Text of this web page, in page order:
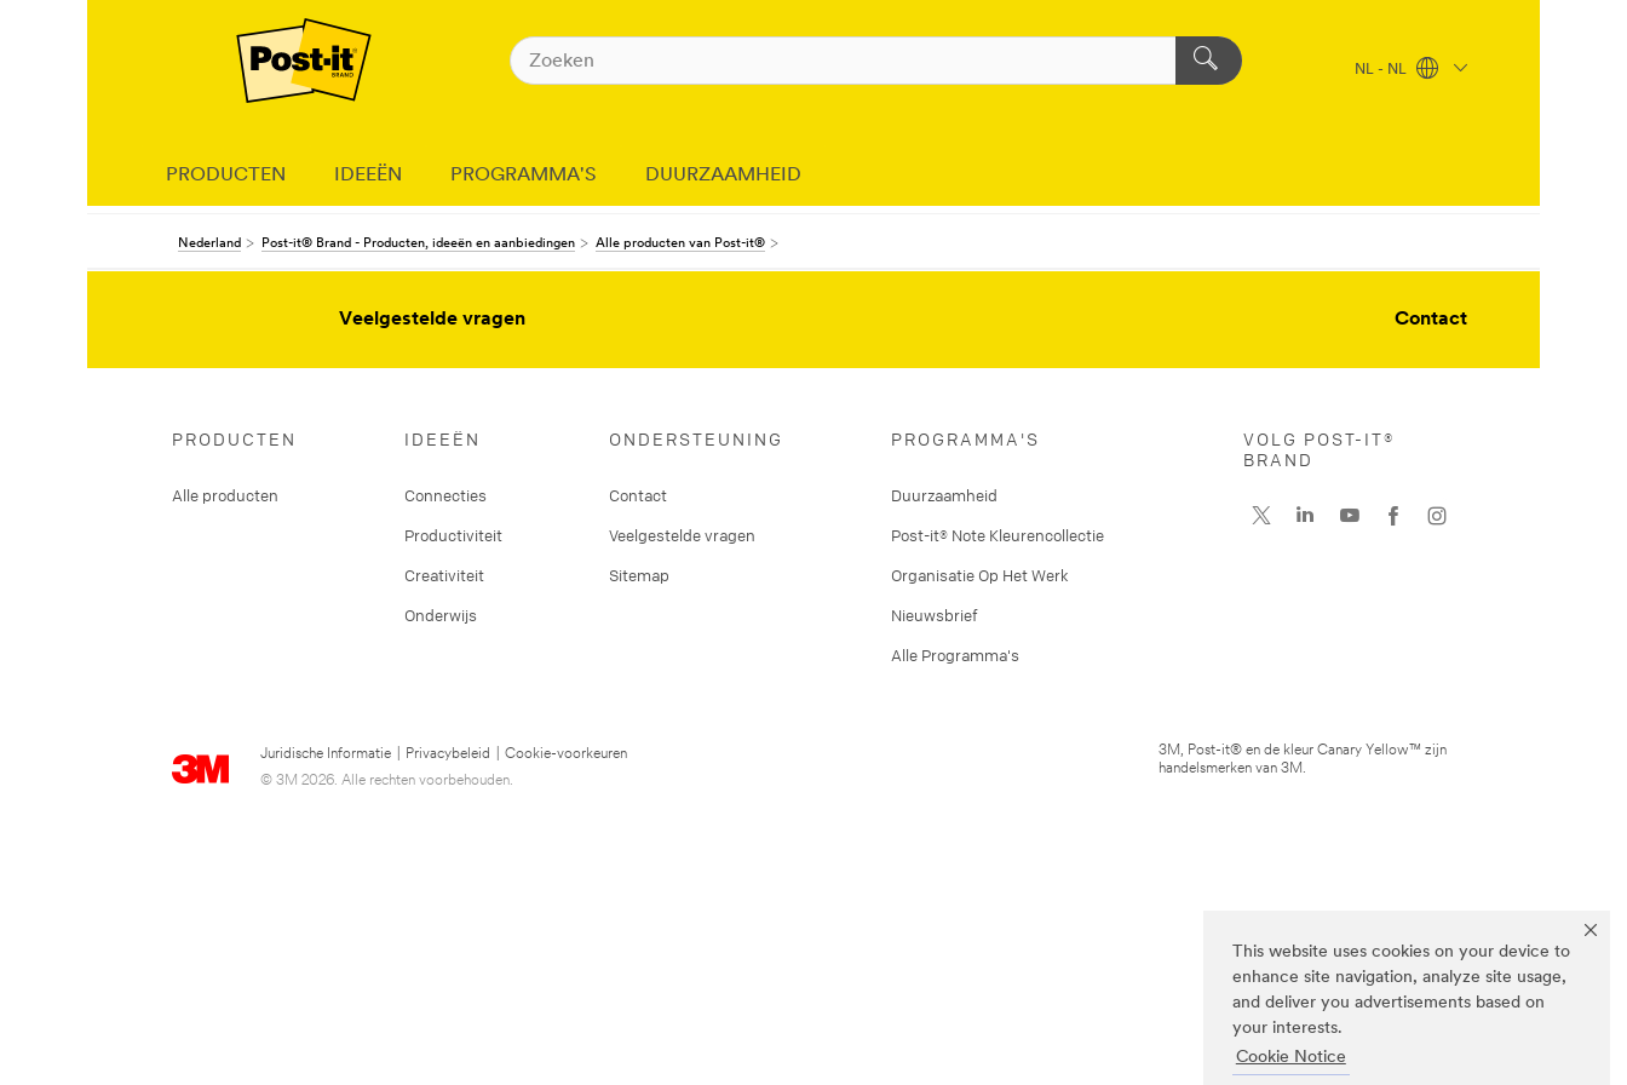
This website uses cookies on your device to
enhance site navigation, analyze site usage,
and deliver you advertisements based on
your interests.
Cookie Notice
NL - NL
PRODUCTEN IDEEËN PROGRAMMA'S DUURZAAMHEID
Nederland Post-it® Brand - Producten, ideeën en aanbiedingen Alle producten van Post-it®
Veelgestelde vragen Contact
PRODUCTEN
Alle producten
IDEEËN
Connecties
Productiviteit
Creativiteit
Onderwijs
ONDERSTEUNING
Contact
Veelgestelde vragen
Sitemap
PROGRAMMA'S
Duurzaamheid
Post-it® Note Kleurencollectie
Organisatie Op Het Werk
Nieuwsbrief
Alle Programma's
Juridische Informatie Privacybeleid
Cookie-voorkeuren
© 3M 2026. Alle rechten voorbehouden.
VOLG POST-IT®
BRAND
3M, Post-it® en de kleur Canary Yellow™ zijn
handelsmerken van 3M.